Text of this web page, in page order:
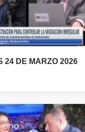
24 DE MARZO 2026